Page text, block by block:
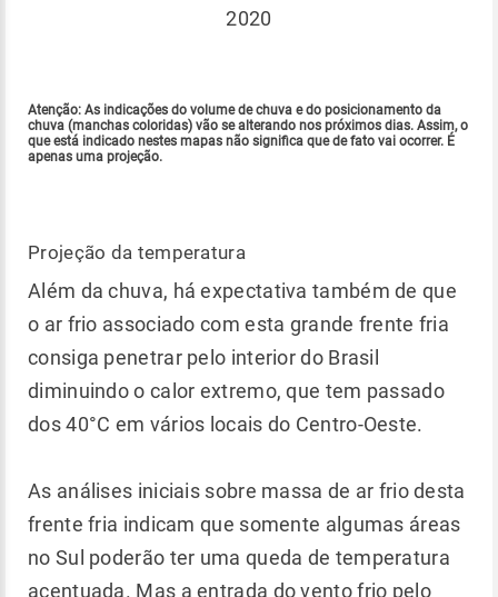
2020
Atenção: As indicações do volume de chuva e do posicionamento da
chuva (manchas coloridas) vão se alterando nos próximos dias. Assim, o
que está indicado nestes mapas não significa que de fato vai ocorrer. É
apenas uma projeção.
Projeção da temperatura
Além da chuva, há expectativa também de que
o ar frio associado com esta grande frente fria
consiga penetrar pelo interior do Brasil
diminuindo o calor extremo, que tem passado
dos 40°C em vários locais do Centro-Oeste.
As análises iniciais sobre massa de ar frio desta
frente fria indicam que somente algumas áreas
no Sul poderão ter uma queda de temperatura
acentuada. Mas a entrada do vento frio pelo